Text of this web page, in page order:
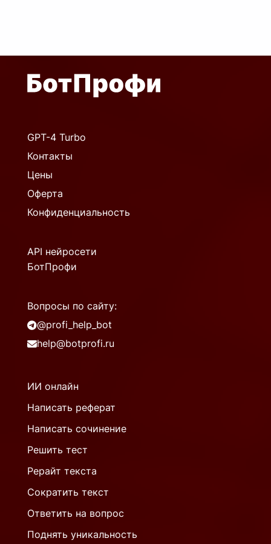
GPT-4 Turbo
Контакты
Цены
Оферта
Конфиденциальность
API нейросети
БотПрофи
Вопросы по сайту:
@profi_help_bot
help@botprofi.ru
ИИ онлайн
Написать реферат
Написать сочинение
Решить тест
Рерайт текста
Сократить текст
Ответить на вопрос
Поднять уникальность